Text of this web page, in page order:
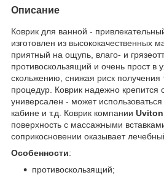
Описание
Коврик для ванной -
изготовлен из высококачественных
приятный на ощупь, влаго- и
противоскользящий и очень прост в
скольжению, снижая риск
процедур. Коврик надежно крепится
универсален - может
кабине и т.д. Коврик компании Uviton
поверхность с массажными
соприкосновении оказывает
Особенности:
противоскользящий;